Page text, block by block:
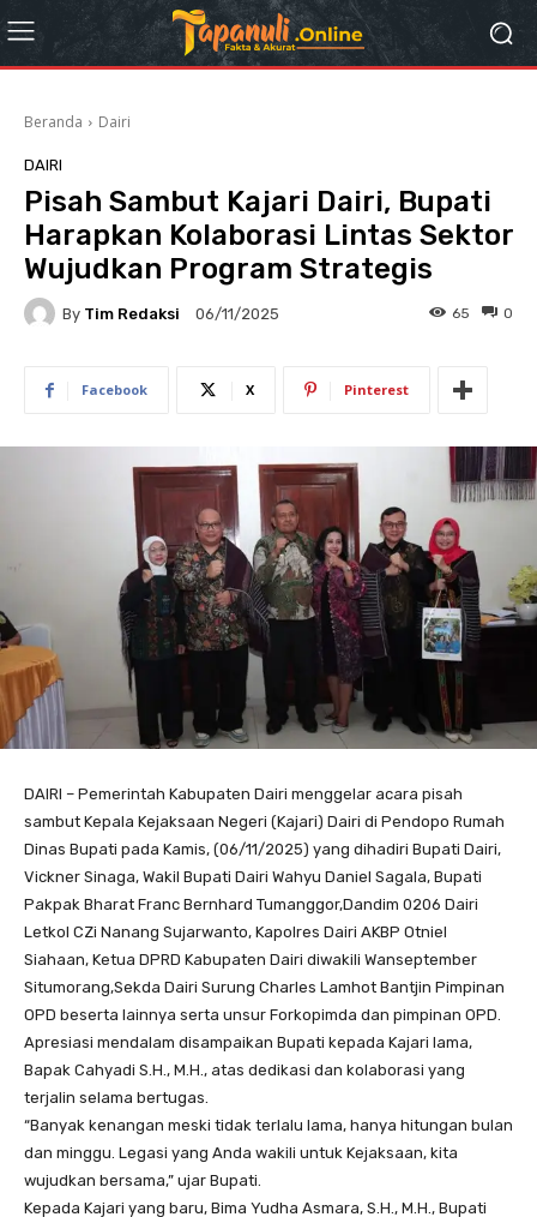
Beranda Dairi
DAIRI
Pisah Sambut Kajari Dairi, Bupati
Harapkan Kolaborasi Lintas Sektor
Wujudkan Program Strategis
By Tim Redaksi 06/11/2025 0
65
Facebook X Pinterest
DAIRI – Pemerintah Kabupaten Dairi menggelar acara pisah
sambut Kepala Kejaksaan Negeri (Kajari) Dairi di Pendopo Rumah
Dinas Bupati pada Kamis, (06/11/2025) yang dihadiri Bupati Dairi,
Vickner Sinaga, Wakil Bupati Dairi Wahyu Daniel Sagala, Bupati
Pakpak Bharat Franc Bernhard Tumanggor,Dandim 0206 Dairi
Letkol CZi Nanang Sujarwanto, Kapolres Dairi AKBP Otniel
Siahaan, Ketua DPRD Kabupaten Dairi diwakili Wanseptember
Situmorang,Sekda Dairi Surung Charles Lamhot Bantjin Pimpinan
OPD beserta lainnya serta unsur Forkopimda dan pimpinan OPD.
Apresiasi mendalam disampaikan Bupati kepada Kajari lama,
Bapak Cahyadi S.H., M.H., atas dedikasi dan kolaborasi yang
terjalin selama bertugas.
“Banyak kenangan meski tidak terlalu lama, hanya hitungan bulan
dan minggu. Legasi yang Anda wakili untuk Kejaksaan, kita
wujudkan bersama,” ujar Bupati.
Kepada Kajari yang baru, Bima Yudha Asmara, S.H., M.H., Bupati